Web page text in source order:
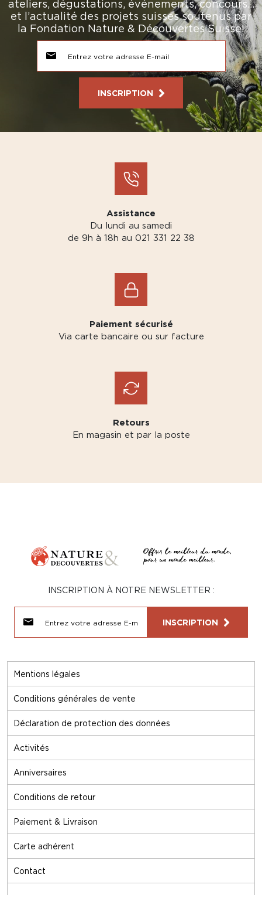
ateliers, dégustations, événements, concours…
et l’actualité des projets suisses soutenus par
la Fondation Nature & Découvertes Suisse!
INSCRIPTION
Assistance
Du lundi au samedi
de 9h à 18h au 021 331 22 38
Paiement sécurisé
Via carte bancaire ou sur facture
Retours
En magasin et par la poste
Mentions légales
Conditions générales de vente
Déclaration de protection des données
Activités
Anniversaires
Conditions de retour
Paiement & Livraison
Carte adhérent
Contact
INSCRIPTION À NOTRE NEWSLETTER :
INSCRIPTION